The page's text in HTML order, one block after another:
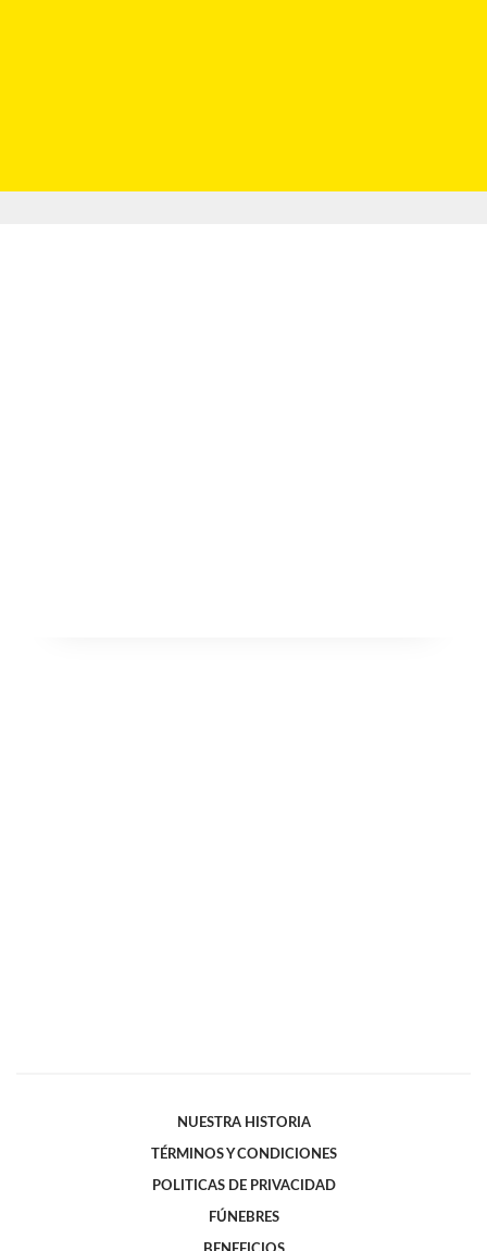
NUESTRA HISTORIA
TÉRMINOS Y CONDICIONES
POLITICAS DE PRIVACIDAD
FÚNEBRES